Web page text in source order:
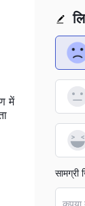
में
सामग्री
कृपया